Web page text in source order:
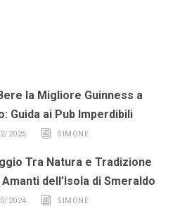
la Migliore Guinness a
Guida ai Pub Imperdibili
2025 SIMONE
Tra Natura e Tradizione
dell’Isola di Smeraldo
2024 SIMONE